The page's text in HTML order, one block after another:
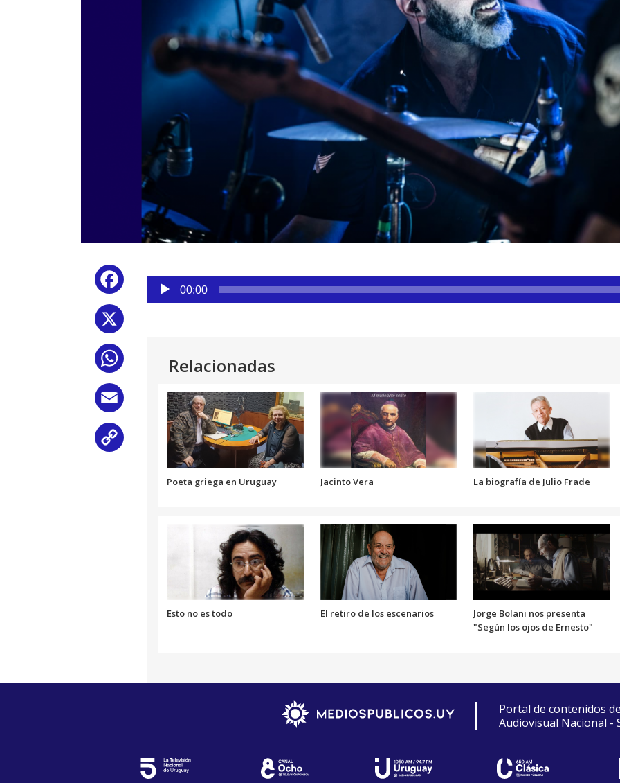
Facebook
WhatsApp
Reproductor
audio
00:00
Relacionadas
Poeta griega en Uruguay Jacinto Vera La biografía de Julio Frade
Esto no es todo El retiro de los escenarios
Jorge Bolani nos presenta
"Según los ojos de Ernesto"
Portal de contenidos
Audiovisual Nacional -